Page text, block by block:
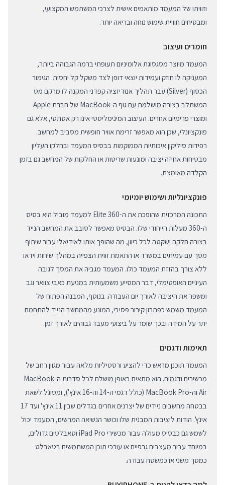
וזוויתו של המעמד מותאמים אישית לצרכי המשתמש המקצועי,
ומבטיחים חוויית שימוש נוחה ובריאה יותר.
חומרים ועיצוב
המעמד מיוצר מסגסוגת אלומיניום תעופתי ברמה הגבוהה ביותר,
המעניקה לו חוזק ועמידות יוצאי דופן לצד משקל קל יחסית. הגימור
הכסוף (Silver) עבר תהליך אנודיזציה קפדני המקנה לו מרקם מט
המשתלב בצורה מושלמת עם גוף ה-MacBook של חברת Apple
ומוצרי פרימיום אחרים. העיצוב המינימליסטי אינו רק אסתטי, אלא גם
פונקציונלי, שכן הוא מאפשר זרימת אוויר חופשית מסביב למחשב.
רפידות סיליקון איכותיות הממוקמות בבסיס המעמד ובחלקו העליון
מבטיחות אחיזה יציבה ומונעות שריטות או החלקות של המחשב גם בזמן
הקלדה מאומצת.
פונקציונליות ושימוש יומיומי
התכונה המרכזית שהופכת את ה-Elite 360 למעמד מוביל היא בסיס
ה-360 מעלות הייחודי שלו. הבסיס מאפשר לסובב את המחשב הנייד
בצורה חלקה ושקטה לכל כיוון, מה שהופך אותו לאידיאלי עבור שיתוף
מסך עם עמיתים במשרד או התאמת זווית הצפייה במהלך שיחות וידאו
ללא צורך בהזזת המעמד כולו. המעמד מגביה את המסך לגובה
העיניים האופטימלי, דבר המסייע משמעותית במניעת כאבי צוואר וגב
ומשפר את היציבה לאורך יום העבודה. בנוסף, המבנה הפתוח של
המעמד משמש כפתרון קירור פסיבי, המונע מהמחשב הנייד להתחמם
יתר על המידה ובכך שומר על ביצועי מעבד גבוהים לאורך זמן.
תאימות ודגמים
המעמד תוכנן מראש כדי להציע ורסטיליות מלאה עבור מגוון רחב של
מכשירים ודגמים. הוא מתאים באופן מושלם לכל סדרות ה-MacBook
Air וה-MacBook Pro (כולל דגמי ה-14 וה-16 אינץ'), ומסוגל לשאת
בבטחה מחשבים ניידים של יצרנים אחרים בגדלים שבין 11 אינץ' ועד 17
אינץ'. הודות ליציבות המבנית שלו וכושר הנשיאה המרשים, המעמד יכול
לשמש גם כבסיס מעולה עבור מכשירי iPad Pro וטאבלטים גדולים,
במיוחד עבור מעצבים גרפיים או עורכי תוכן המשתמשים בטאבלט
כמסך משני או כמשטח עבודה.